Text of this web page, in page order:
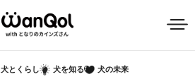
犬とくらし 犬を知る 犬の未来